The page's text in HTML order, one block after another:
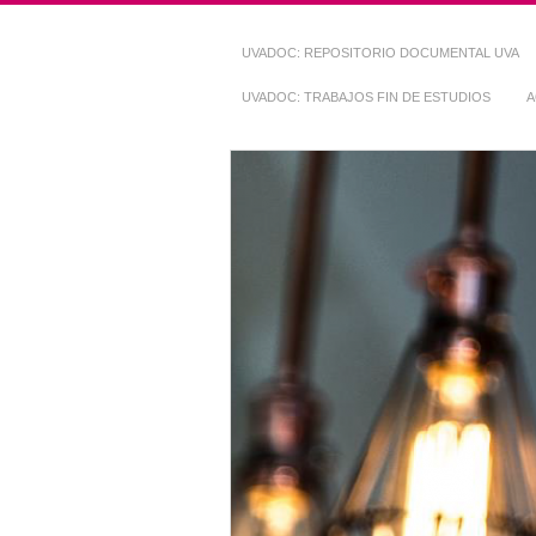
UVADOC: REPOSITORIO DOCUMENTAL UVA
UVADOC: TRABAJOS FIN DE ESTUDIOS
Repositorio
~ UVaDOC